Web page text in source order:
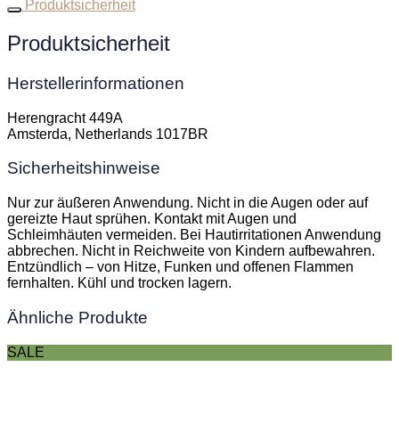
Produktsicherheit
Produktsicherheit
Herstellerinformationen
Herengracht 449A
Amsterda, Netherlands 1017BR
Sicherheitshinweise
Nur zur äußeren Anwendung. Nicht in die Augen oder auf
gereizte Haut sprühen. Kontakt mit Augen und
Schleimhäuten vermeiden. Bei Hautirritationen Anwendung
abbrechen. Nicht in Reichweite von Kindern aufbewahren.
Entzündlich – von Hitze, Funken und offenen Flammen
fernhalten. Kühl und trocken lagern.
Ähnliche Produkte
SALE